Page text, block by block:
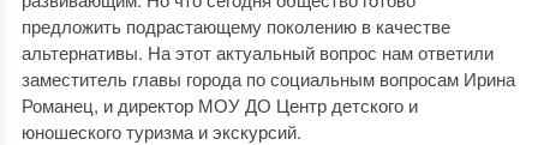
предложить подрастающему поколению в качестве
альтернативы. На этот актуальный вопрос нам ответили
заместитель главы города по социальным вопросам Ирина
Романец, и директор МОУ ДО Центр детского и
юношеского туризма и экскурсий.